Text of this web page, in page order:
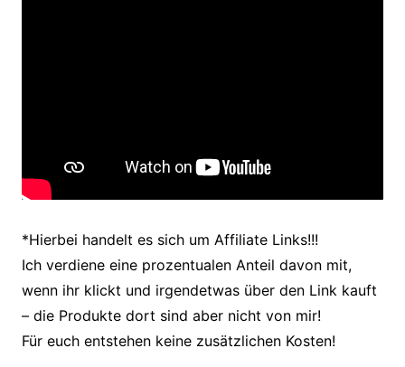
*Hierbei handelt es sich um Affiliate Links!!!
Ich verdiene eine prozentualen Anteil davon mit,
wenn ihr klickt und irgendetwas über den Link kauft
– die Produkte dort sind aber nicht von mir!
Für euch entstehen keine zusätzlichen Kosten!